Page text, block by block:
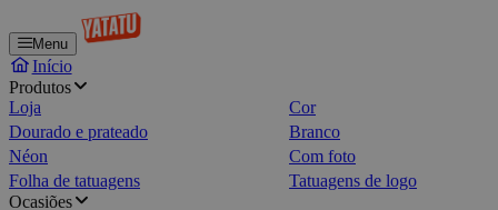
Menu
Início
Produtos
Loja
Cor
Dourado e prateado
Branco
Néon
Com foto
Folha de tatuagens
Tatuagens de logo
Ocasiões